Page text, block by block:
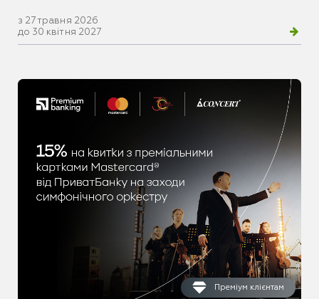
з 27 травня 2026
до 30 квітня 2027
Преміум клієнтам